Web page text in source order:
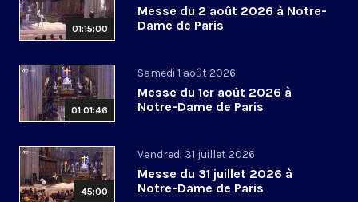
01:15:00
Messe du 2 août 2026 à Notre-
Dame de Paris
01:01:46
Samedi 1 août 2026
Messe du 1er août 2026 à
Notre-Dame de Paris
45:00
Vendredi 31 juillet 2026
Messe du 31 juillet 2026 à
Notre-Dame de Paris